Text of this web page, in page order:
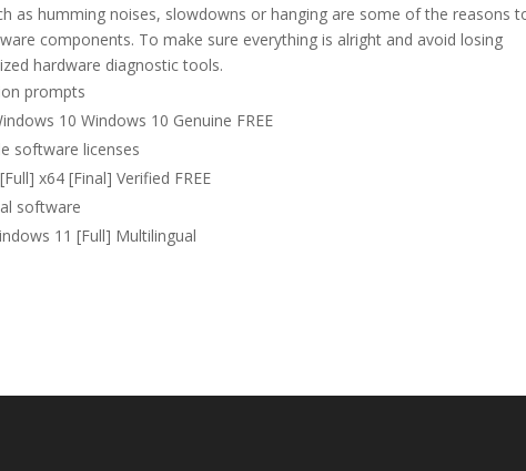
as humming noises, slowdowns or hanging are some of the reasons
components. To make sure everything is alright and avoid losing
hardware diagnostic tools.
prompts
10 Windows 10 Genuine FREE
software licenses
x64 [Final] Verified FREE
software
11 [Full] Multilingual